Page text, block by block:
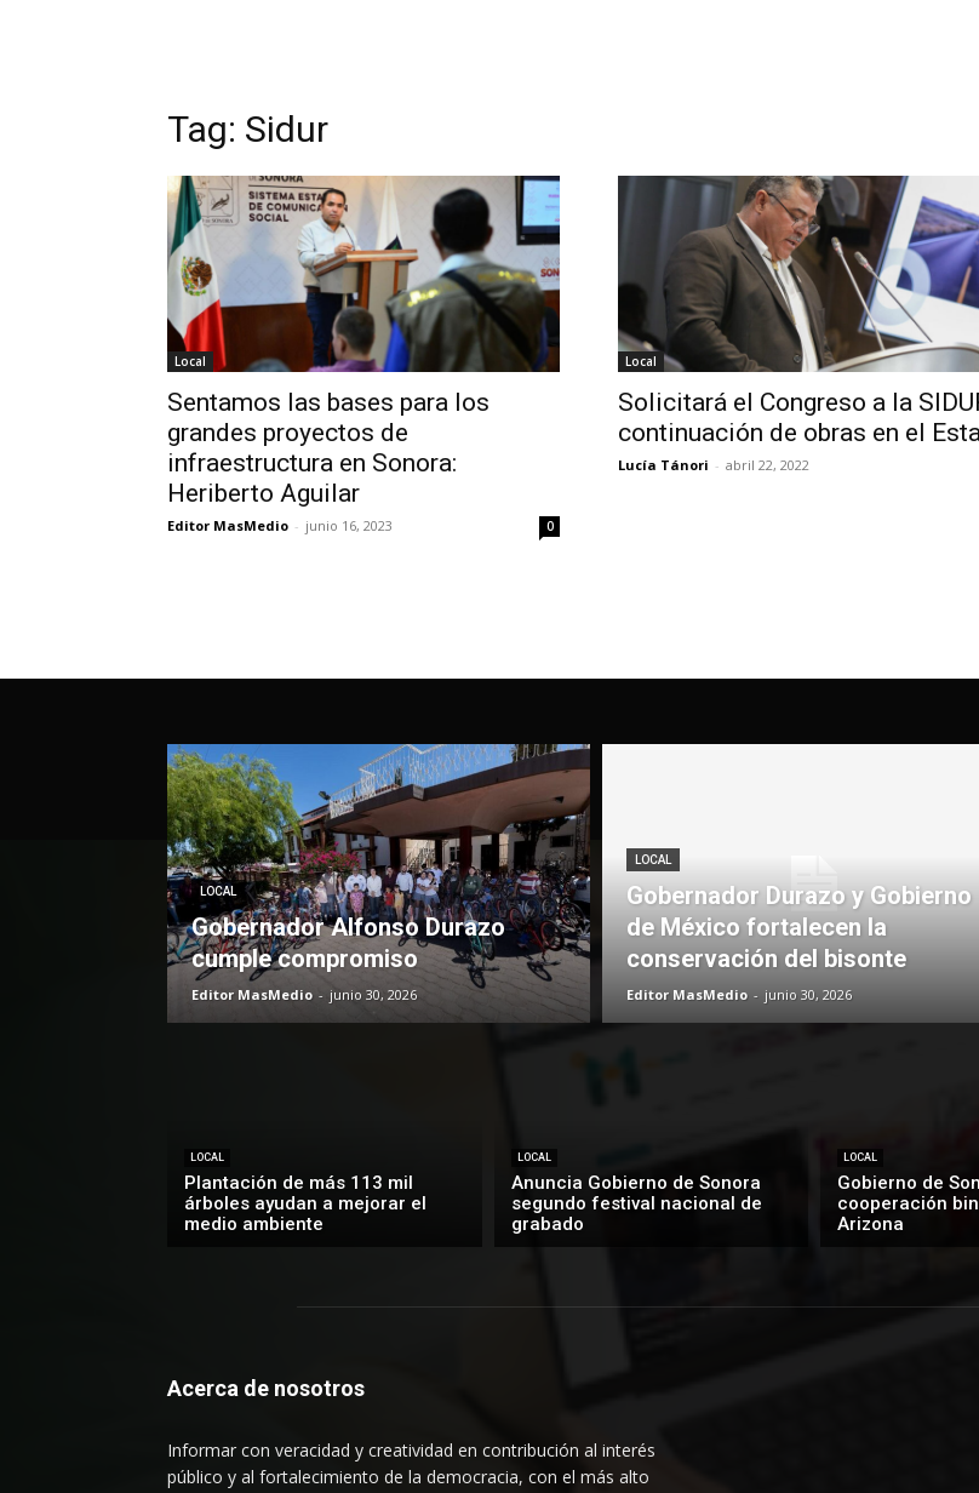
Tag: Sidur
Local
Sentamos las bases para los
grandes proyectos de
infraestructura en Sonora:
Heriberto Aguilar
Editor MasMedio - junio 16, 2023 0
Local
Solicitará el Congreso a la
continuación de obras en el
Lucía Tánori - abril 22, 2022
LOCAL
Gobernador Alfonso Durazo
cumple compromiso
Editor MasMedio - junio 30, 2026
LOCAL
Gobernador Durazo y Gobierno
de México fortalecen la
conservación del bisonte
Editor MasMedio - junio 30, 2026
LOCAL
Plantación de más 113 mil
árboles ayudan a mejorar el
medio ambiente
LOCAL
Anuncia Gobierno de Sonora
segundo festival nacional de
grabado
LOCAL
Gobierno de
cooperación
Arizona
Acerca de nosotros
Informar con veracidad y creatividad en contribución al interés
público y al fortalecimiento de la democracia, con el más alto